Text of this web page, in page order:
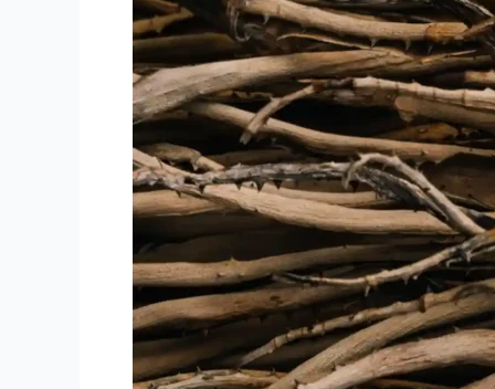
Faz
Mal?
O
Que
a
Ciência
Revela
Sobre
Seus
Perigos